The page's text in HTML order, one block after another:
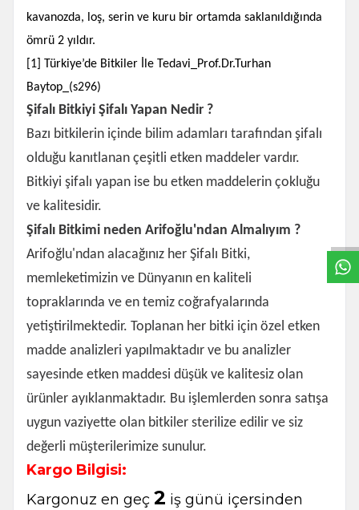
kavanozda, loş, serin ve kuru bir ortamda saklanıldığında
ömrü 2 yıldır.
[1] Türkiye’de Bitkiler İle Tedavi_Prof.Dr.Turhan
Baytop_(s296)
Şifalı Bitkiyi Şifalı Yapan Nedir ?
Bazı bitkilerin içinde bilim adamları tarafından şifalı
olduğu kanıtlanan çeşitli etken maddeler vardır.
Bitkiyi şifalı yapan ise bu etken maddelerin çokluğu
ve kalitesidir.
Şifalı Bitkimi neden Arifoğlu'ndan Almalıyım ?
Arifoğlu'ndan alacağınız her Şifalı Bitki,
memleketimizin ve Dünyanın en kaliteli
topraklarında ve en temiz coğrafyalarında
yetiştirilmektedir. Toplanan her bitki için özel etken
madde analizleri yapılmaktadır ve bu analizler
sayesinde etken maddesi düşük ve kalitesiz olan
ürünler ayıklanmaktadır. Bu işlemlerden sonra satışa
uygun vaziyette olan bitkiler sterilize edilir ve siz
değerli müşterilerimize sunulur.
Kargo Bilgisi:
Kargonuz en geç 2 iş günü içersinden